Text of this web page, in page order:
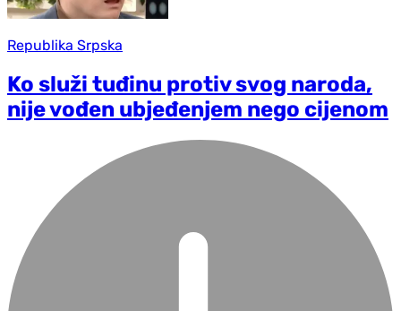
Republika Srpska
Ko služi tuđinu protiv svog naroda,
nije vođen ubjeđenjem nego cijenom